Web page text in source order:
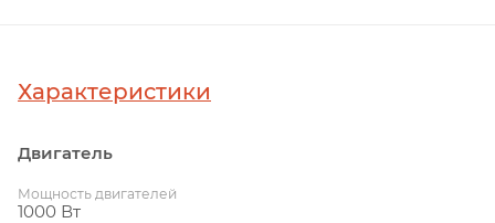
Характеристики
Двигатель
Мощность двигателей
1000 Вт